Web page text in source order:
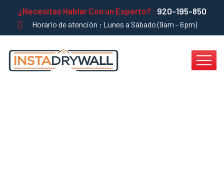
¿Necesitas Hablar Con un Experto? : 920-195-850
Horario de atención : Lunes a Sábado (9am - 6pm)